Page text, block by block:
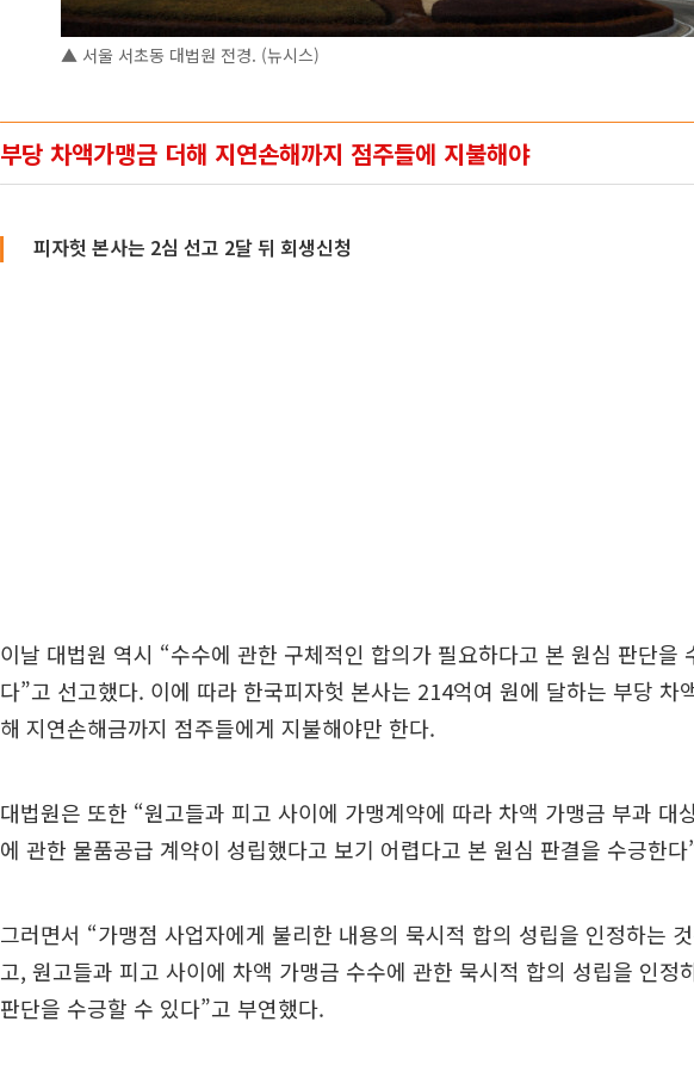
▲ 서울 서초동 대법원 전경. (뉴시스)
부당 차액가맹금 더해 지연손해까지 점주들에 지불해야
피자헛 본사는 2심 선고 2달 뒤 회생신청
이날 대법원 역시 “수수에 관한 구체적인 합의가 필요하다고 본 원심 판단을
다”고 선고했다. 이에 따라 한국피자헛 본사는 214억여 원에 달하는 부당 차
해 지연손해금까지 점주들에게 지불해야만 한다.
대법원은 또한 “원고들과 피고 사이에 가맹계약에 따라 차액 가맹금 부과
에 관한 물품공급 계약이 성립했다고 보기 어렵다고 본 원심 판결을 수긍한
그러면서 “가맹점 사업자에게 불리한 내용의 묵시적 합의 성립을 인정하는
고, 원고들과 피고 사이에 차액 가맹금 수수에 관한 묵시적 합의 성립을 인정
판단을 수긍할 수 있다”고 부연했다.